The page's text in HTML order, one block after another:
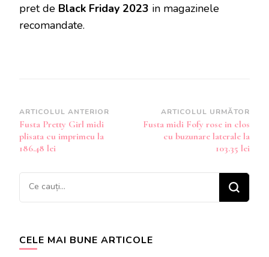
pret de Black Friday 2023 in magazinele
recomandate.
Navigare
în
articole
ARTICOLUL ANTERIOR
Fusta Pretty Girl midi
plisata cu imprimeu la
186.48 lei
ARTICOLUL URMĂTOR
Fusta midi Fofy rose in clos
cu buzunare laterale la
103.35 lei
Cauți
ceva?
CELE MAI BUNE ARTICOLE